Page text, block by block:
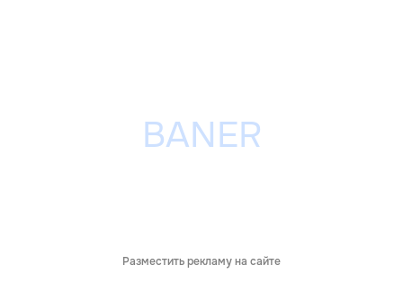
Разместить рекламу на сайте